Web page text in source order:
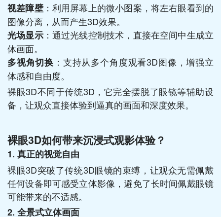
视差障壁：利用屏幕上的微小图案，将左右眼看到的
图像分离，从而产生3D效果。
光场显示：通过光线控制技术，直接在空间中生成立
体画面。
多视角切换 ：支持从多个角度观看3D图像，增强立
体感和自由度。
裸眼3D不同于传统3D，它完全摆脱了眼镜等辅助设
备，让观众直接体验到逼真的画面和深度效果。
裸眼3D如何带来沉浸式观影体验？
1. 真正的视觉自由
裸眼3D突破了传统3D眼镜的束缚，让观众无需佩戴
任何设备即可感受立体影像，避免了长时间佩戴眼镜
可能带来的不适感。
2. 全景式立体画面